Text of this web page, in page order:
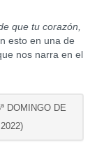
que tu corazón,
esto en una de
nos narra en el
DOMINGO DE